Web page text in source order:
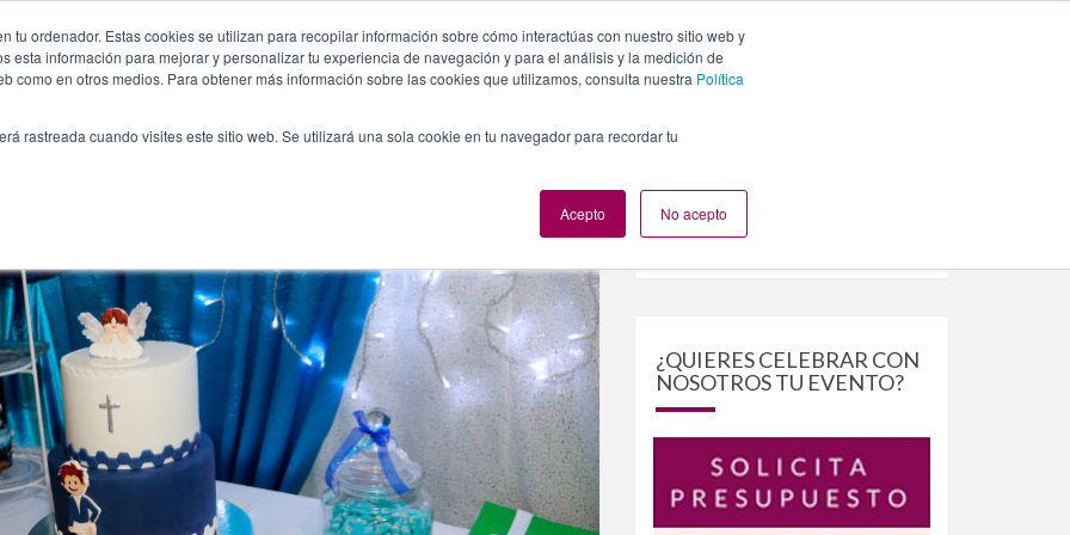
tu ordenador. Estas cookies se utilizan para recopilar información sobre cómo interactúas con nuestro sitio web y
esta información para mejorar y personalizar tu experiencia de navegación y para el análisis y la medición de
como en otros medios. Para obtener más información sobre las cookies que utilizamos, consulta nuestra Política
rastreada cuando visites este sitio web. Se utilizará una sola cookie en tu navegador para recordar tu
Acepto No acepto
INICIO QUIÉNES SOMOS TE OFRECEMOS PLANES NUESTROS EVENTOS
la comunión de tu hij@ en los próximos meses
Buscar
¿QUIERES CELEBRAR CON
NOSOTROS TU EVENTO?